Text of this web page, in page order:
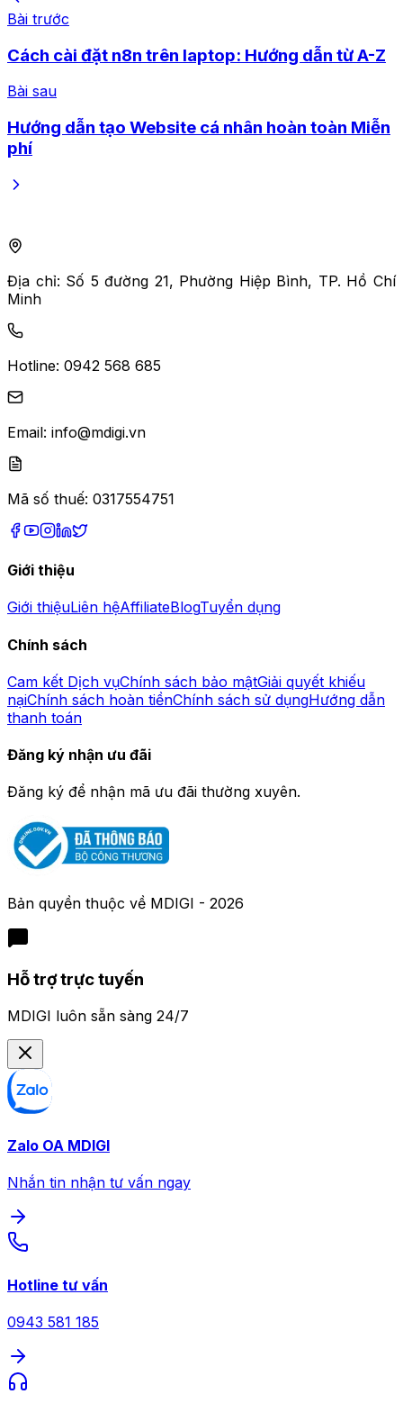
Bài trước
Cách cài đặt n8n trên laptop: Hướng dẫn từ A-Z
Bài sau
Hướng dẫn tạo Website cá nhân hoàn toàn Miễn
phí
Địa chỉ: Số 5 đường 21, Phường Hiệp Bình, TP. Hồ Chí
Minh
Hotline: 0942 568 685
Email: info@mdigi.vn
Mã số thuế: 0317554751
Giới thiệu
Giới thiệuLiên hệAffiliateBlogTuyển dụng
Chính sách
Cam kết Dịch vụChính sách bảo mậtGiải quyết khiếu
nạiChính sách hoàn tiềnChính sách sử dụngHướng dẫn
thanh toán
Đăng ký nhận ưu đãi
Đăng ký để nhận mã ưu đãi thường xuyên.
Bản quyền thuộc về MDIGI - 2026
Hỗ trợ trực tuyến
MDIGI luôn sẵn sàng 24/7
Zalo OA MDIGI
Nhắn tin nhận tư vấn ngay
Hotline tư vấn
0943 581 185